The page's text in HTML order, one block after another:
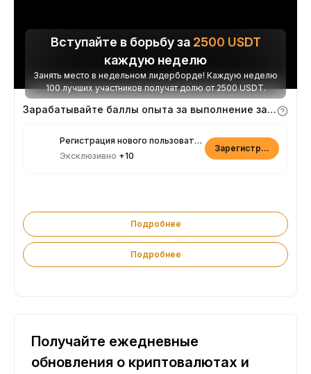
Вступайте в борьбу за 2500 USDT
каждую неделю
Занять место в недельном лидерборде! Каждую неделю
100 лучших участников получат долю от 2500 USDT.
Зарабатывайте баллы опыта за выполнение заданий
Регистрация нового пользователя
Эксклюзивно +10
Зарегистрироваться
Подробнее
Подробнее
Получайте ежедневные
обновления о криптовалютах и